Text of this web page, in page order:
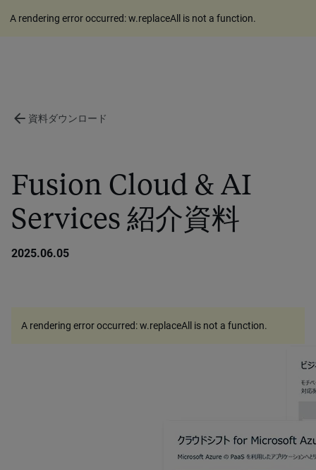
A rendering error occurred:w.replaceAll is not a function.
arrow_back 資料ダウンロード
Fusion Cloud & AI
Services 紹介資料
2025.06.05
A rendering error occurred:w.replaceAll is not a function.